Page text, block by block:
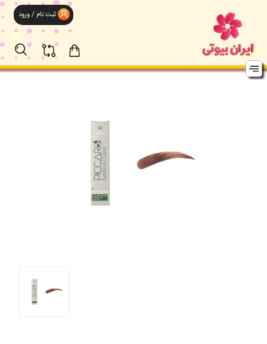
ثبت نام / ورود